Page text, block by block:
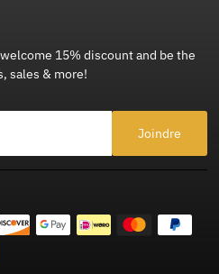
15% discount and be the
sales & more!